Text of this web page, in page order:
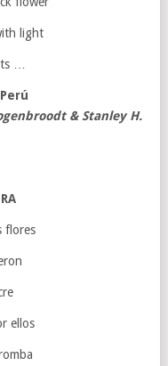
light
…
& Stanley H.
flores
ellos